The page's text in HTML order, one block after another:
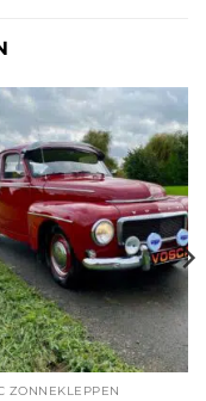
ZONNEKLEPPEN